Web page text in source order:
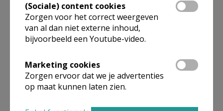
Cryptelaan 1
1702 Groot-Bijgaarden
02 466 12 31
02 466 12 31
Stuur een mailtje
(Sociale) content cookies
Zorgen voor het correct weergeven
van al dan niet externe inhoud,
bijvoorbeeld een Youtube-video.
Marketing cookies
Zorgen ervoor dat we je advertenties
op maat kunnen laten zien.